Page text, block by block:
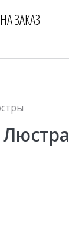
ЗАКАЗ